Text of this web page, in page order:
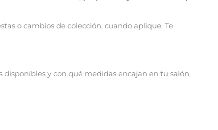
o cambios de colección, cuando aplique. Te
disponibles y con qué medidas encajan en tu salón,